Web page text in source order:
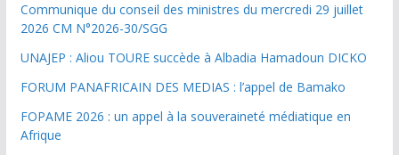
Communique du conseil des ministres du mercredi 29 juillet
2026 CM N°2026-30/SGG
UNAJEP : Aliou TOURE succède à Albadia Hamadoun DICKO
FORUM PANAFRICAIN DES MEDIAS : l’appel de Bamako
FOPAME 2026 : un appel à la souveraineté médiatique en
Afrique